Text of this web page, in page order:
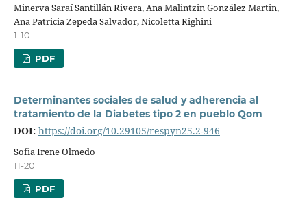
Minerva Saraí Santillán Rivera, Ana Malintzin González Martin,
Ana Patricia Zepeda Salvador, Nicoletta Righini
1-10
PDF
Determinantes sociales de salud y adherencia al
tratamiento de la Diabetes tipo 2 en pueblo Qom
DOI: https://doi.org/10.29105/respyn25.2-946
Sofia Irene Olmedo
11-20
PDF